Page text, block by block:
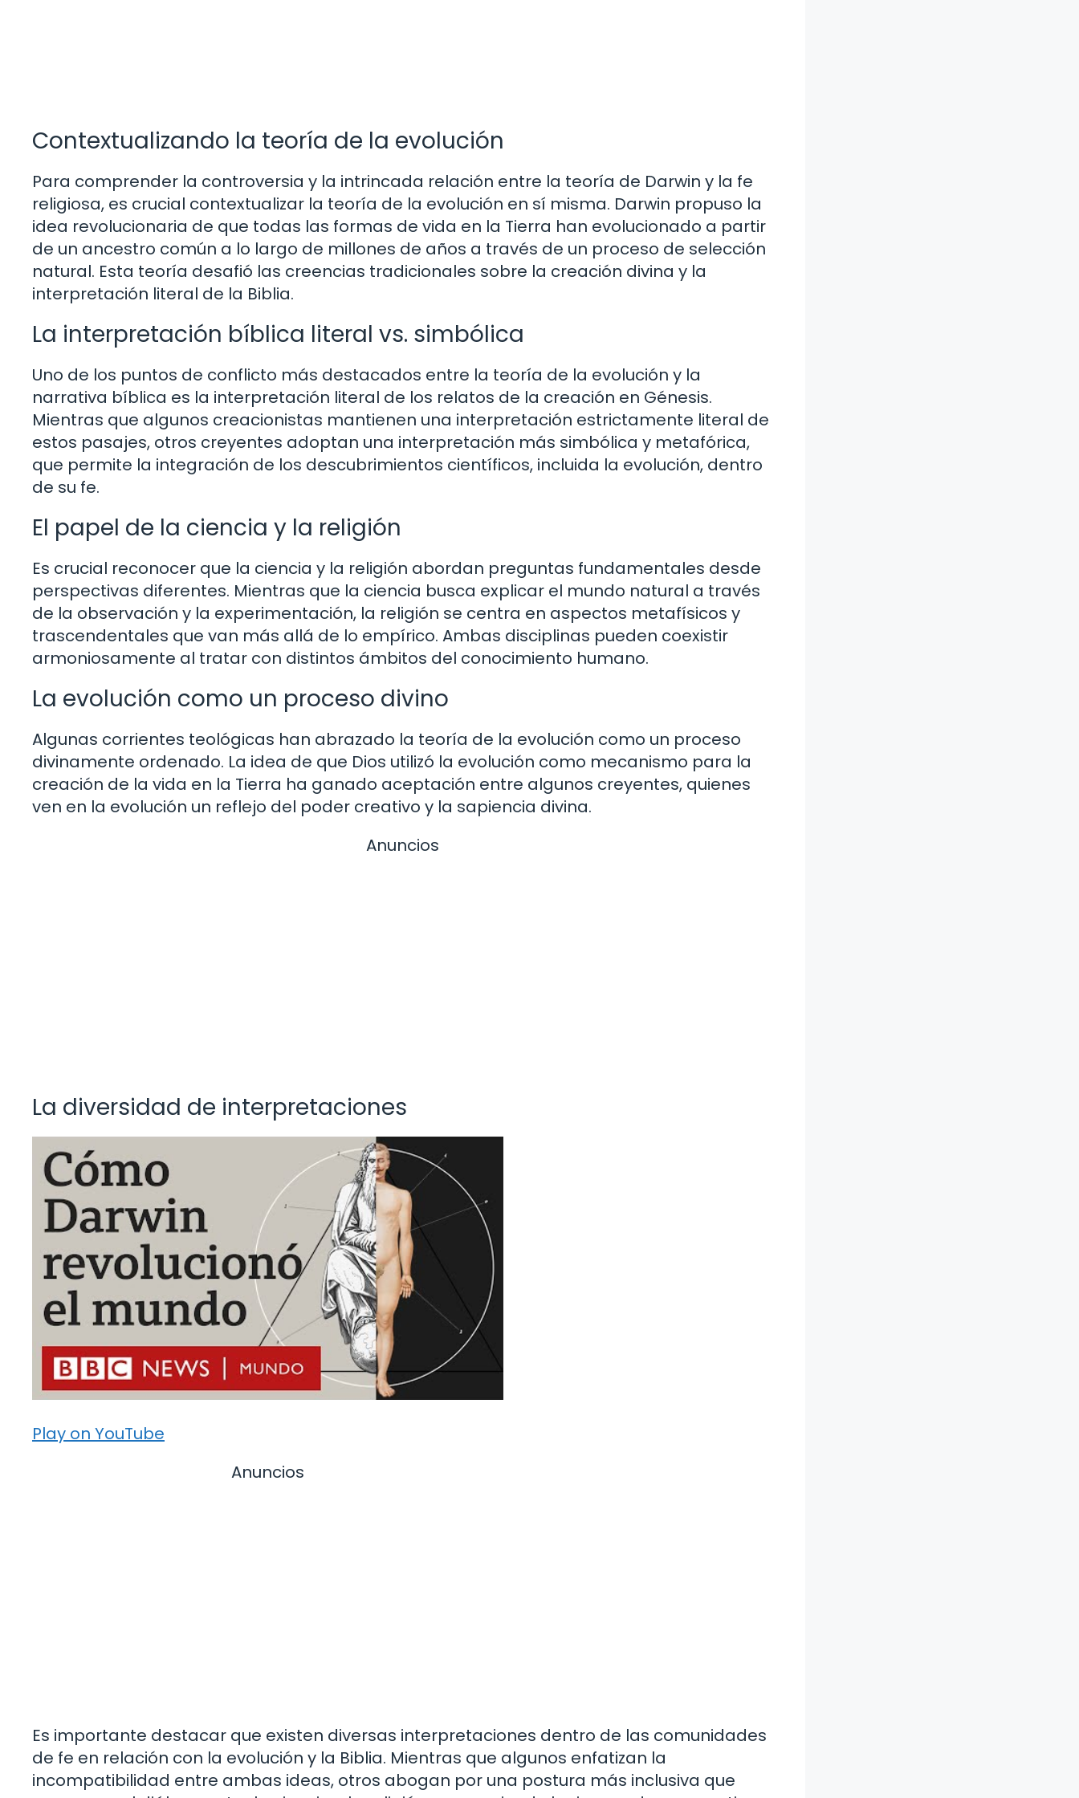
Contextualizando la teoría de la evolución
Para comprender la controversia y la intrincada relación entre la teoría de Darwin y la fe
religiosa, es crucial contextualizar la teoría de la evolución en sí misma. Darwin propuso la
idea revolucionaria de que todas las formas de vida en la Tierra han evolucionado a partir
de un ancestro común a lo largo de millones de años a través de un proceso de selección
natural. Esta teoría desafió las creencias tradicionales sobre la creación divina y la
interpretación literal de la Biblia.
La interpretación bíblica literal vs. simbólica
Uno de los puntos de conflicto más destacados entre la teoría de la evolución y la
narrativa bíblica es la interpretación literal de los relatos de la creación en Génesis.
Mientras que algunos creacionistas mantienen una interpretación estrictamente literal de
estos pasajes, otros creyentes adoptan una interpretación más simbólica y metafórica,
que permite la integración de los descubrimientos científicos, incluida la evolución, dentro
de su fe.
El papel de la ciencia y la religión
Es crucial reconocer que la ciencia y la religión abordan preguntas fundamentales desde
perspectivas diferentes. Mientras que la ciencia busca explicar el mundo natural a través
de la observación y la experimentación, la religión se centra en aspectos metafísicos y
trascendentales que van más allá de lo empírico. Ambas disciplinas pueden coexistir
armoniosamente al tratar con distintos ámbitos del conocimiento humano.
La evolución como un proceso divino
Algunas corrientes teológicas han abrazado la teoría de la evolución como un proceso
divinamente ordenado. La idea de que Dios utilizó la evolución como mecanismo para la
creación de la vida en la Tierra ha ganado aceptación entre algunos creyentes, quienes
ven en la evolución un reflejo del poder creativo y la sapiencia divina.
Anuncios
La diversidad de interpretaciones
Play on YouTube
Anuncios
Es importante destacar que existen diversas interpretaciones dentro de las comunidades
de fe en relación con la evolución y la Biblia. Mientras que algunos enfatizan la
incompatibilidad entre ambas ideas, otros abogan por una postura más inclusiva que